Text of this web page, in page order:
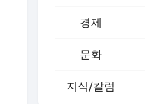
경제
문화
지식/칼럼